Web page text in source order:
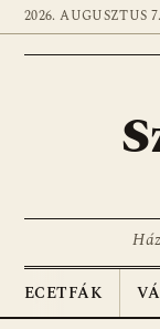
2026. AUGUSZTUS
ECETFÁK